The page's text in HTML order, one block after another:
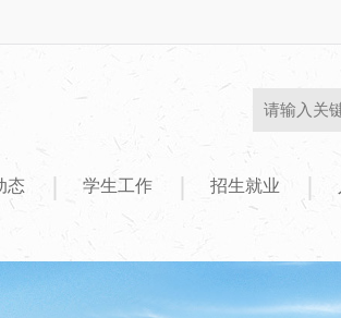
态 | 学生工作 | 招生就业 |